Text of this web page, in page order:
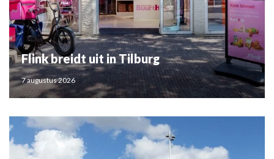
Flink breidt uit in Tilburg
7 augustus 2026